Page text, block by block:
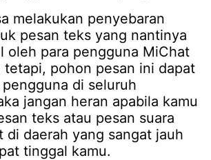
melakukan penyebaran
pesan teks yang nantinya
oleh para pengguna MiChat
tetapi, pohon pesan ini dapat
di seluruh
jangan heran apabila kamu
teks atau pesan suara
di daerah yang sangat jauh
tinggal kamu.